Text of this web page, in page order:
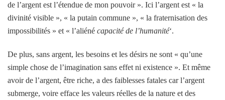
de l’argent est l’étendue de mon pouvoir ». Ici l’argent est « la
divinité visible », « la putain commune », « la fraternisation des
impossibilités » et « l’aliéné capacité de l’humanité‘.
De plus, sans argent, les besoins et les désirs ne sont « qu’une
simple chose de l’imagination sans effet ni existence ». Et même
avoir de l’argent, être riche, a des faiblesses fatales car l’argent
submerge, voire efface les valeurs réelles de la nature et des